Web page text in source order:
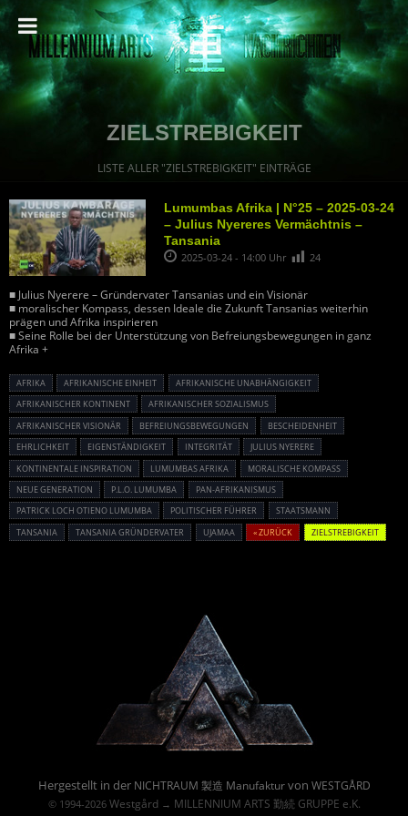
ZIELSTREBIGKEIT
LISTE ALLER "ZIELSTREBIGKEIT" EINTRÄGE
Lumumbas Afrika | N°25 – 2025-03-24
– Julius Nyereres Vermächtnis –
Tansania
2025-03-24 - 14:00 Uhr 24
■ Julius Nyerere – Gründervater Tansanias und ein Visionär
■ moralischer Kompass, dessen Ideale die Zukunft Tansanias weiterhin
prägen und Afrika inspirieren
■ Seine Rolle bei der Unterstützung von Befreiungsbewegungen in ganz
Afrika +
AFRIKA AFRIKANISCHE EINHEIT
AFRIKANISCHE UNABHÄNGIGKEIT
AFRIKANISCHER KONTINENT
AFRIKANISCHER SOZIALISMUS
AFRIKANISCHER VISIONÄR
BEFREIUNGSBEWEGUNGEN
BESCHEIDENHEIT
EHRLICHKEIT
EIGENSTÄNDIGKEIT INTEGRITÄT
JULIUS NYERERE
KONTINENTALE INSPIRATION
LUMUMBAS AFRIKA
MORALISCHE KOMPASS
NEUE GENERATION
P.L.O. LUMUMBA
PAN-AFRIKANISMUS
PATRICK LOCH OTIENO LUMUMBA
POLITISCHER FÜHRER
STAATSMANN
TANSANIA
TANSANIA GRÜNDERVATER UJAMAA « ZURÜCK ZIELSTREBIGKEIT
Hergestellt in der NICHTRAUM 製造 Manufakturvon WESTGÅRD
© 1994-2026 Westgård→ MILLENNIUM ARTS 勤続 GRUPPE e.K.
Powered By :